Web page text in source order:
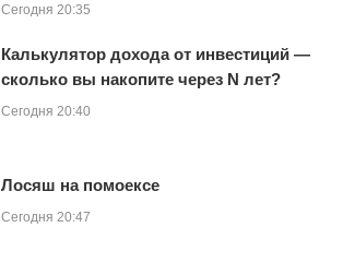
Сегодня 20:35
Калькулятор дохода от инвестиций —
сколько вы накопите через N лет?
Сегодня 20:40
Лосяш на помоексе
Сегодня 20:47